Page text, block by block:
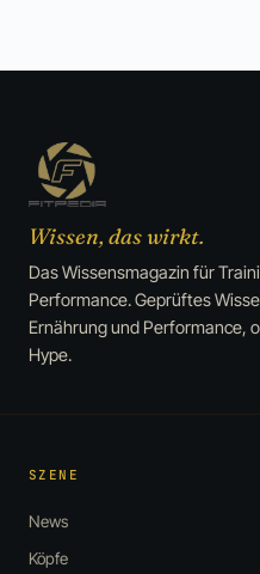
Wissen, das wirkt.
Das Wissensmagazin für
Performance. Geprüftes
Ernährung und Performance,
Hype.
SZENE
News
Köpfe